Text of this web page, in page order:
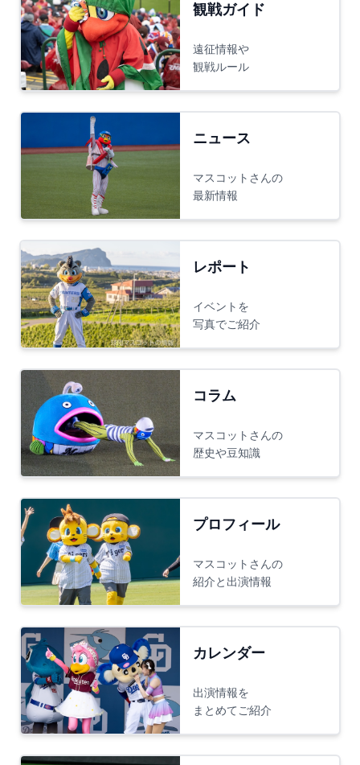
観戦ガイド
遠征情報や
観戦ルール
ニュース
マスコットさんの
最新情報
レポート
イベントを
写真でご紹介
コラム
マスコットさんの
歴史や豆知識
プロフィール
マスコットさんの
紹介と出演情報
カレンダー
出演情報を
まとめてご紹介